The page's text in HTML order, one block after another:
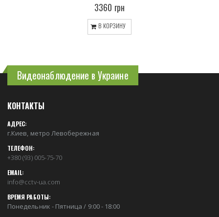
3360 грн
В КОРЗИНУ
Видеонаблюдение в Украине
КОНТАКТЫ
АДРЕС:
г.Киев, метро Левобережная
ТЕЛЕФОН:
+380 (93) 005-75-70
EMAIL:
info@cctv-ua.com
ВРЕМЯ РАБОТЫ:
Понедельник - Пятница / 9:00 - 18:00